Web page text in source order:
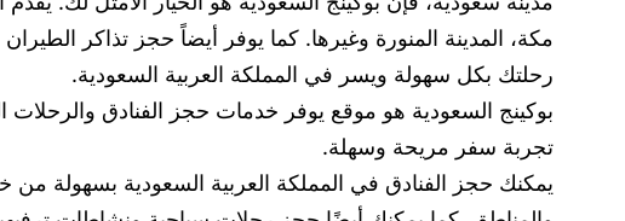
مكة، المدينة المنورة وغيرها. كما يوفر أيضاً حجز تذاكر
رحلتك بكل سهولة ويسر في المملكة العربية السعودية.
بوكينج السعودية هو موقع يوفر خدمات حجز الفنادق والرحلات
تجربة سفر مريحة وسهلة.
يمكنك حجز الفنادق في المملكة العربية السعودية بسهولة